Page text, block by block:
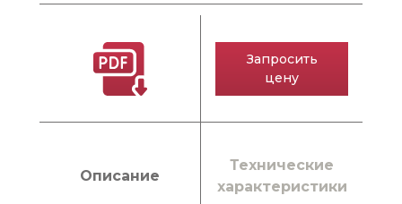
Описание
Технические
характеристики
Запросить
цену